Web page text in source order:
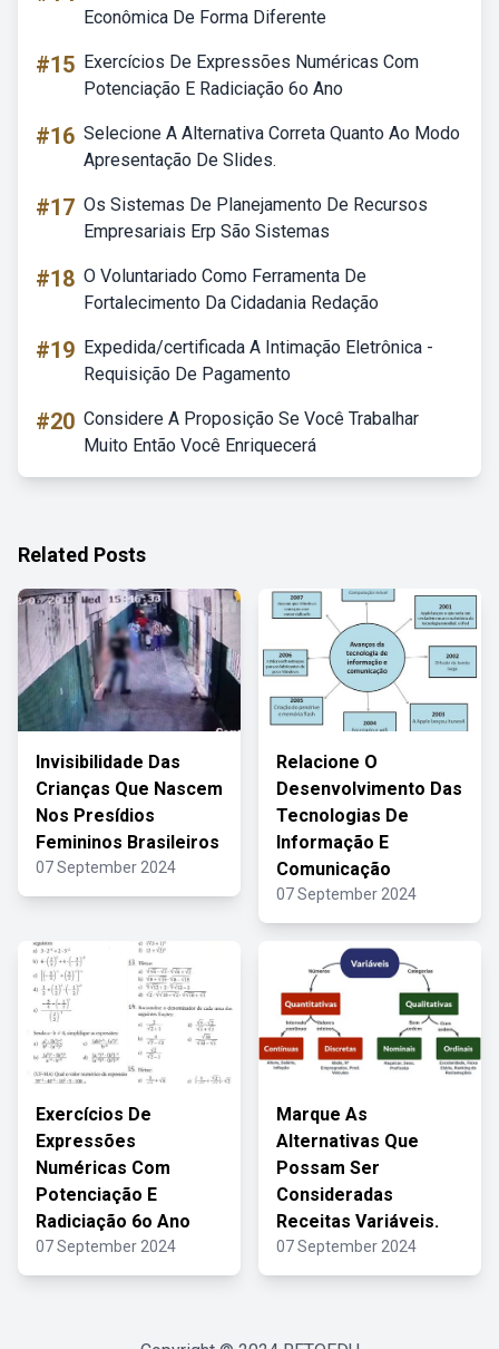
Econômica De Forma Diferente
#15 Exercícios De Expressões Numéricas Com
Potenciação E Radiciação 6o Ano
#16 Selecione A Alternativa Correta Quanto Ao Modo
Apresentação De Slides.
#17 Os Sistemas De Planejamento De Recursos
Empresariais Erp São Sistemas
#18 O Voluntariado Como Ferramenta De
Fortalecimento Da Cidadania Redação
#19 Expedida/certificada A Intimação Eletrônica -
Requisição De Pagamento
#20 Considere A Proposição Se Você Trabalhar
Muito Então Você Enriquecerá
Related Posts
Invisibilidade Das
Crianças Que Nascem
Nos Presídios
Femininos Brasileiros
07 September 2024
Relacione O
Desenvolvimento Das
Tecnologias De
Informação E
Comunicação
07 September 2024
Exercícios De
Expressões
Numéricas Com
Potenciação E
Radiciação 6o Ano
07 September 2024
Marque As
Alternativas Que
Possam Ser
Consideradas
Receitas Variáveis.
07 September 2024